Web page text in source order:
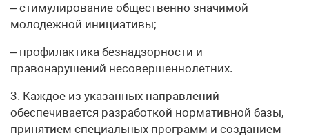
– стимулирование общественно значимой
молодежной инициативы;
– профилактика безнадзорности и
правонарушений несовершеннолетних.
3. Каждое из указанных направлений
обеспечивается разработкой нормативной базы,
принятием специальных программ и созданием